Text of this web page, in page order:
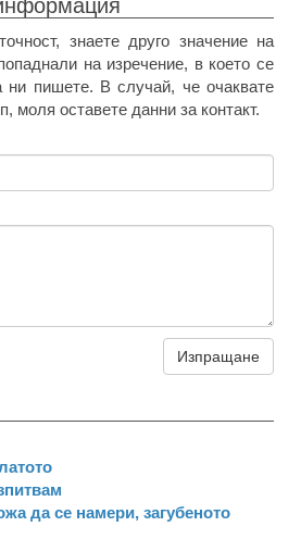
знаете друго значение на
на изречение, в което се
ни пишете. В случай, че очаквате
моля оставете данни за контакт.
Изпращане
да се намери, загубеното